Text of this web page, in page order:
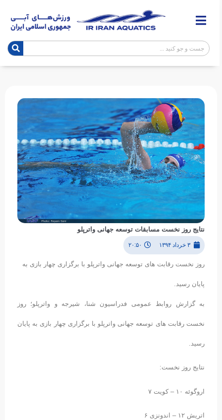
نتایج روز نخست مسابقات توسعه جهانی واترپلو
۳ خرداد ۱۳۹۴ ۲۰:۵۰
روز نخست رقابت های توسعه جهانی واترپلو با برگزاری چهار بازی به
پایان رسید.
به گزارش روابط عمومی فدراسیون شنا، شیرجه و واترپلو؛ روز
نخست رقابت های توسعه جهانی واترپلو با برگزاری چهار بازی به پایان
رسید.
نتایج روز نخست:
اروگوئه ۱۰ – کویت ۷
اتریش ۱۲ – اندونزی ۶